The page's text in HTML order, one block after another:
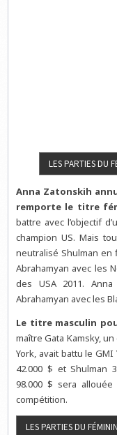
Anna Zatonskih
remporte le titre
battre avec l’objectif
champion US. Mais
neutralisé Shulman en
Abrahamyan avec les
des USA 2011.
Abrahamyan avec les
Le titre masculin
maître Gata Kamsky,
York, avait battu le
42.000 $ et Shulman
98.000 $ sera
compétition.